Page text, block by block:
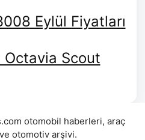
Eylül Fiyatları
Octavia Scout
otomobil haberleri, araç
otomotiv arşivi.